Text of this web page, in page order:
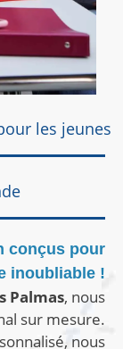
les jeunes
conçus pour
inoubliable !
Palmas, nous
sur mesure.
nous